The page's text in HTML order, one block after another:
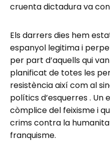
cruenta dictadura va
Els darrers dies hem
espanyol legitima i
per part d’aquells qui
planificat de totes les
resistència així com al
polítics d’esquerres .
còmplice del feixisme i
crims contra la
franquisme.